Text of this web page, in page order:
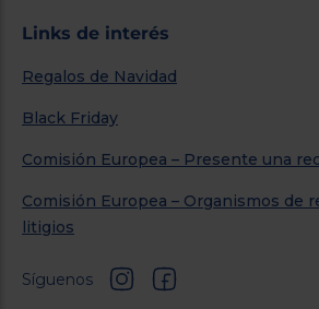
Links de interés
Regalos de Navidad
Black Friday
Comisión Europea – Presente una
Comisión Europea – Organismos de
litigios
Síguenos